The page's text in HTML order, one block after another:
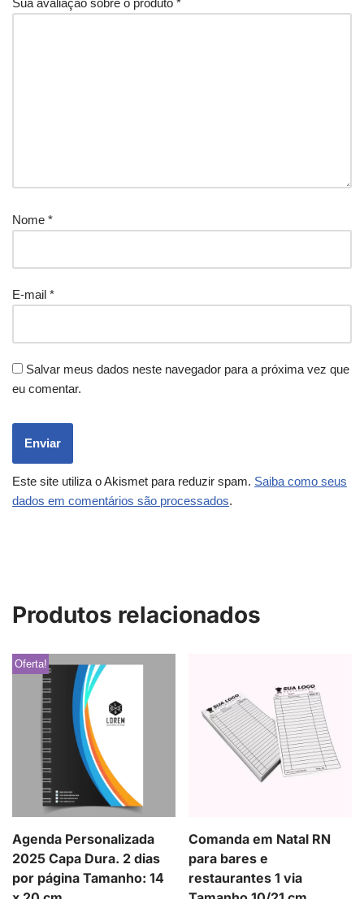
Sua avaliação sobre o produto *
Nome *
E-mail *
Salvar meus dados neste navegador para a próxima vez que
eu comentar.
Este site utiliza o Akismet para reduzir spam. Saiba como seus
dados em comentários são processados.
Produtos relacionados
Oferta!
Agenda Personalizada
2025 Capa Dura. 2 dias
por página Tamanho: 14
Comanda em Natal RN
para bares e
restaurantes 1 via